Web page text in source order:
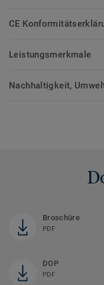
CE
Leistungsmerkmale
Nachhaltigkeit,
Broschüre
PDF
DOP
PDF